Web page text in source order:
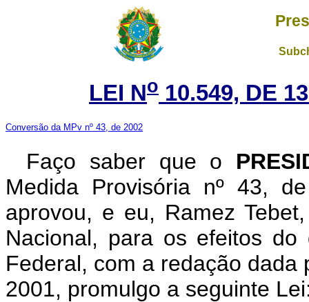
LEI No 10.549, DE
Conversão da MPv nº 43, de 2002
Faço saber que o
Medida Provisória nº 43,
aprovou, e eu, Ramez
Nacional, para os efeitos
Federal, com a redação dada
2001, promulgo a seguinte